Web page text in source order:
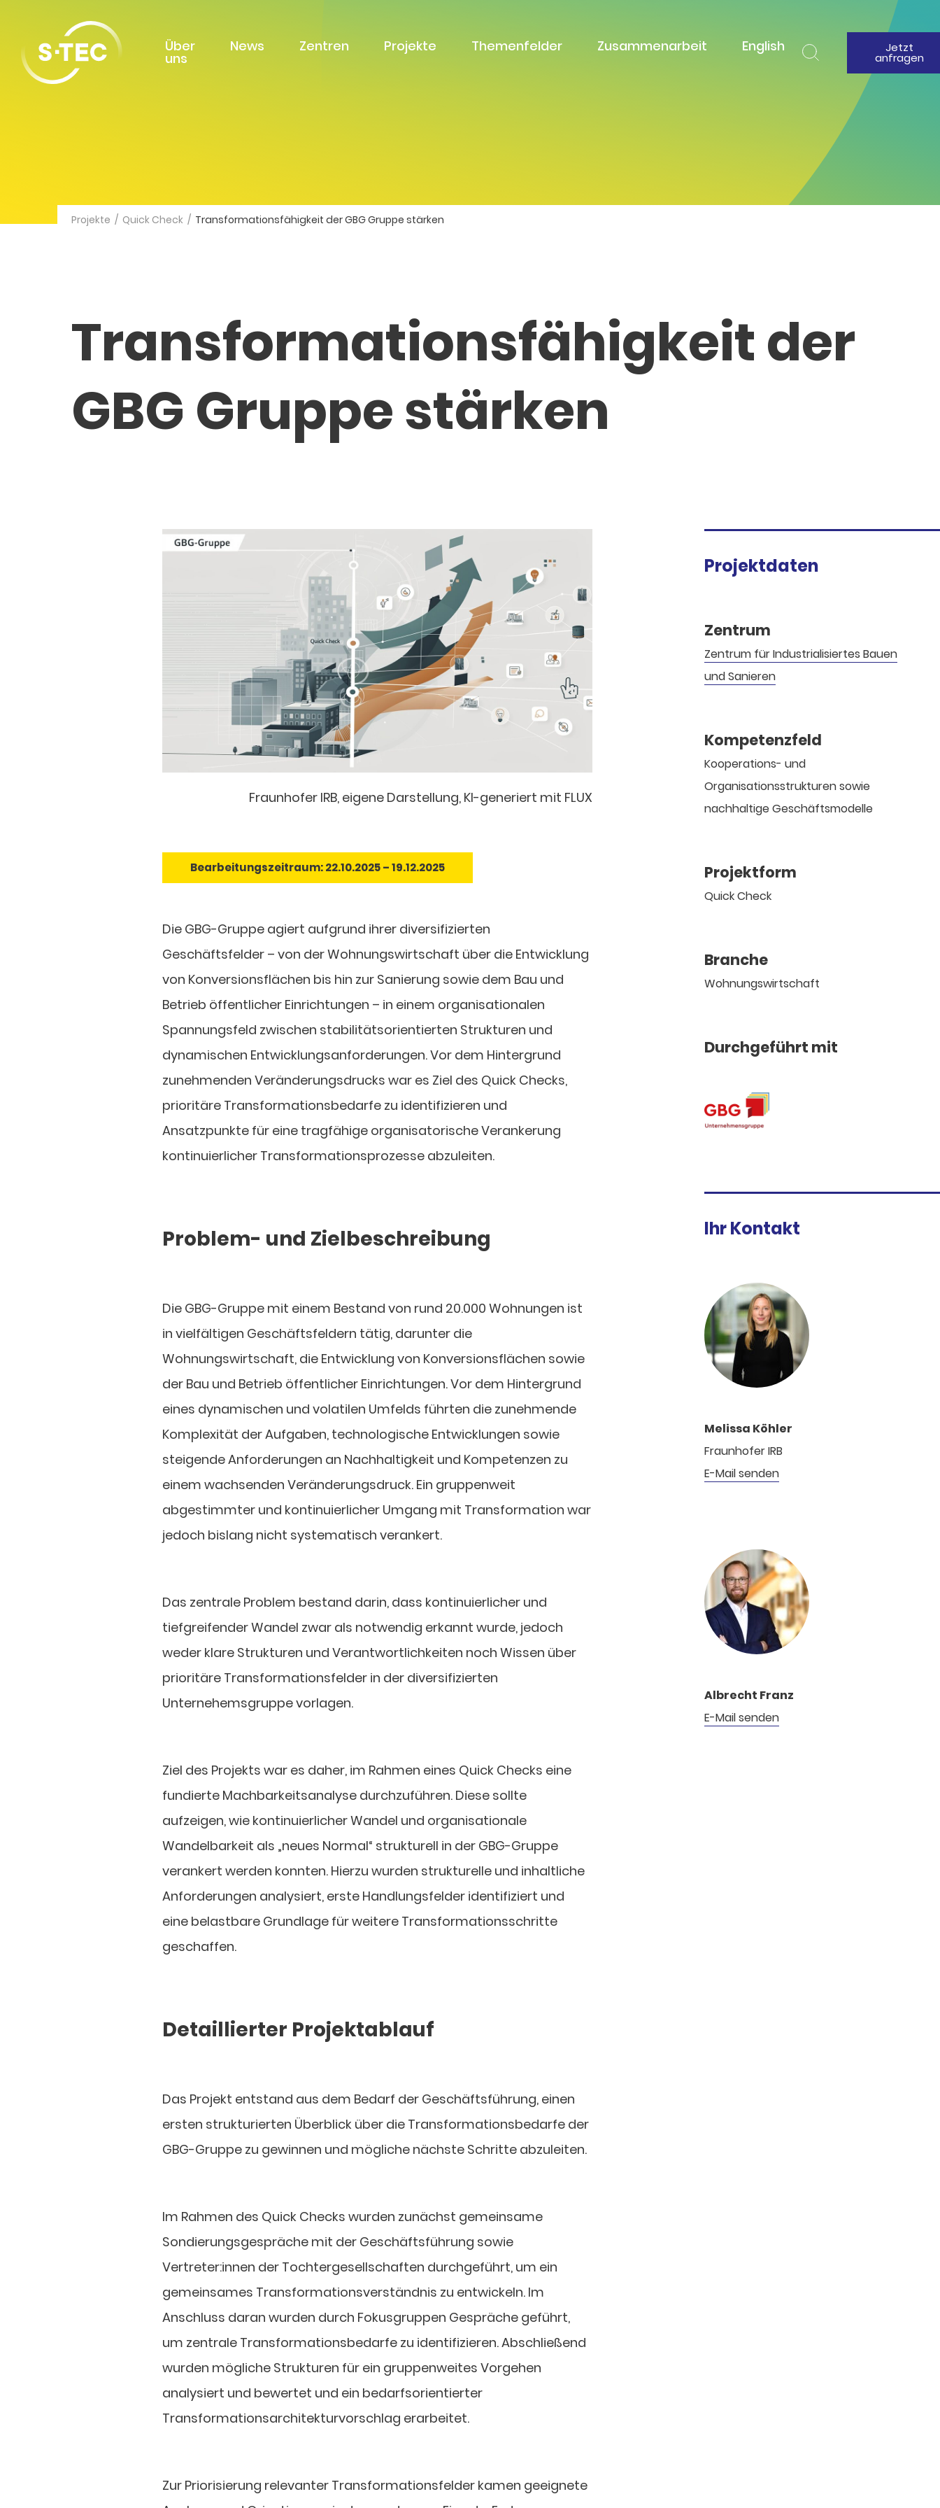
Über
uns
News Zentren Projekte Themenfelder Zusammenarbeit English Jetzt
anfragen
Projekte / Quick Check / Transformationsfähigkeit der GBG Gruppe stärken
Transformationsfähigkeit der
GBG Gruppe stärken
Fraunhofer IRB, eigene Darstellung, KI-generiert mit FLUX
Bearbeitungszeitraum: 22.10.2025 – 19.12.2025
Die GBG-Gruppe agiert aufgrund ihrer diversifizierten
Geschäftsfelder – von der Wohnungswirtschaft über die Entwicklung
von Konversionsflächen bis hin zur Sanierung sowie dem Bau und
Betrieb öffentlicher Einrichtungen – in einem organisationalen
Spannungsfeld zwischen stabilitätsorientierten Strukturen und
dynamischen Entwicklungsanforderungen. Vor dem Hintergrund
zunehmenden Veränderungsdrucks war es Ziel des Quick Checks,
prioritäre Transformationsbedarfe zu identifizieren und
Ansatzpunkte für eine tragfähige organisatorische Verankerung
kontinuierlicher Transformationsprozesse abzuleiten.
Problem- und Zielbeschreibung
Die GBG-Gruppe mit einem Bestand von rund 20.000 Wohnungen ist
in vielfältigen Geschäftsfeldern tätig, darunter die
Wohnungswirtschaft, die Entwicklung von Konversionsflächen sowie
der Bau und Betrieb öffentlicher Einrichtungen. Vor dem Hintergrund
eines dynamischen und volatilen Umfelds führten die zunehmende
Komplexität der Aufgaben, technologische Entwicklungen sowie
steigende Anforderungen an Nachhaltigkeit und Kompetenzen zu
einem wachsenden Veränderungsdruck. Ein gruppenweit
abgestimmter und kontinuierlicher Umgang mit Transformation war
jedoch bislang nicht systematisch verankert.
Das zentrale Problem bestand darin, dass kontinuierlicher und
tiefgreifender Wandel zwar als notwendig erkannt wurde, jedoch
weder klare Strukturen und Verantwortlichkeiten noch Wissen über
prioritäre Transformationsfelder in der diversifizierten
Unternehemsgruppe vorlagen.
Ziel des Projekts war es daher, im Rahmen eines Quick Checks eine
fundierte Machbarkeitsanalyse durchzuführen. Diese sollte
aufzeigen, wie kontinuierlicher Wandel und organisationale
Wandelbarkeit als „neues Normal“ strukturell in der GBG-Gruppe
verankert werden konnten. Hierzu wurden strukturelle und inhaltliche
Anforderungen analysiert, erste Handlungsfelder identifiziert und
eine belastbare Grundlage für weitere Transformationsschritte
geschaffen.
Detaillierter Projektablauf
Das Projekt entstand aus dem Bedarf der Geschäftsführung, einen
ersten strukturierten Überblick über die Transformationsbedarfe der
GBG-Gruppe zu gewinnen und mögliche nächste Schritte abzuleiten.
Im Rahmen des Quick Checks wurden zunächst gemeinsame
Sondierungsgespräche mit der Geschäftsführung sowie
Vertreter:innen der Tochtergesellschaften durchgeführt, um ein
gemeinsames Transformationsverständnis zu entwickeln. Im
Anschluss daran wurden durch Fokusgruppen Gespräche geführt,
um zentrale Transformationsbedarfe zu identifizieren. Abschließend
wurden mögliche Strukturen für ein gruppenweites Vorgehen
analysiert und bewertet und ein bedarfsorientierter
Transformationsarchitekturvorschlag erarbeitet.
Zur Priorisierung relevanter Transformationsfelder kamen geeignete
Projektdaten
Zentrum
Zentrum für Industrialisiertes Bauen
und Sanieren
Kompetenzfeld
Kooperations- und
Organisationsstrukturen sowie
nachhaltige Geschäftsmodelle
Projektform
Quick Check
Branche
Wohnungswirtschaft
Durchgeführt mit
Ihr Kontakt
Melissa Köhler
Fraunhofer IRB
E-Mail senden
Albrecht Franz
E-Mail senden